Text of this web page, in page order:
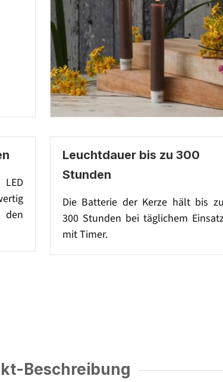
Leuchtdauer bis zu 300
Stunden
Die Batterie der Kerze hält bis zu
300 Stunden bei täglichem
mit Timer.
Beschreibung